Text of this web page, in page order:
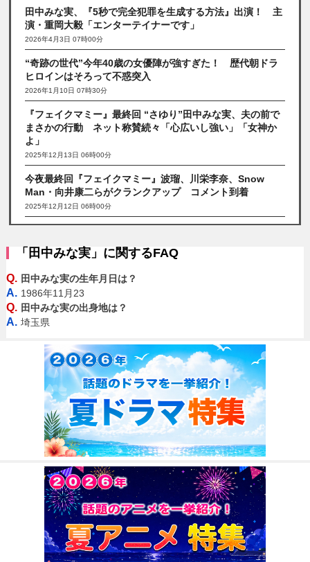
田中みな実、『5秒で完全犯罪を生成する方法』出演！ 主
演・重岡大毅「エンターテイナーです」
2026年4月3日 07時00分
“奇跡の世代”今年40歳の女優陣が強すぎた！ 歴代朝ドラ
ヒロインはそろって不惑突入
2026年1月10日 07時30分
『フェイクマミー』最終回 “さゆり”田中みな実、夫の前で
まさかの行動 ネット称賛続々「心広いし強い」「女神か
よ」
2025年12月13日 06時00分
今夜最終回『フェイクマミー』波瑠、川栄李奈、Snow
Man・向井康二らがクランクアップ コメント到着
2025年12月12日 06時00分
「田中みな実」に関するFAQ
Q. 田中みな実の生年月日は？
A. 1986年11月23
Q. 田中みな実の出身地は？
A. 埼玉県